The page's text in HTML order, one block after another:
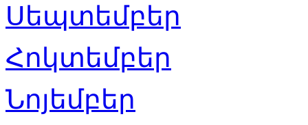
Սեպտեմբեր
Հոկտեմբեր
Նոյեմբեր